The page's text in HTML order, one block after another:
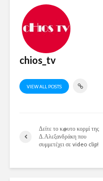
chios_tv
VIEW ALL POSTS
Δείτε το κ@υτο κορμί της
Δ.Αλεξανδράκη που
συμμετέχει σε video clip!